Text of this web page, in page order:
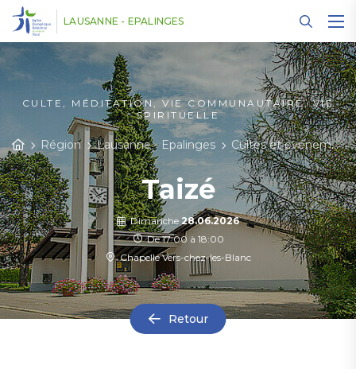
LAUSANNE - EPALINGES
CULTE, MÉDITATION, VIE COMMUNAUTAIRE, VIE
SPIRITUELLE
Région Lausanne - Epalinges Cultes et événements
Taizé
Dimanche 28.06.2026
De 17:00 à 18:00
Chapelle Vers-chez-les-Blanc
Retour
Panneau de gestion des cookies